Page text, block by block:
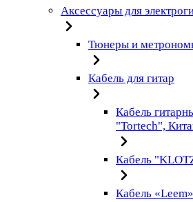
Аксессуары для
Тюнеры и
Кабель для гитар
Кабель
"Tortech",
Кабель
Кабель